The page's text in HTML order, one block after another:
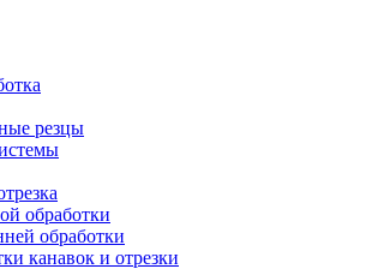
резцы
обработки
обработки
канавок и отрезки